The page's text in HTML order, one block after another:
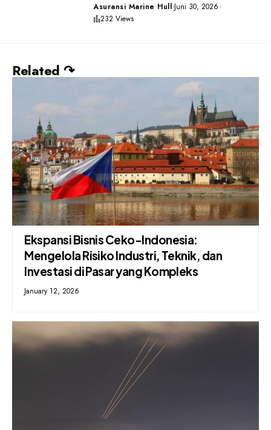
Asuransi Marine Hull Juni 30, 2026
232 Views
Related ↷
Ekspansi Bisnis Ceko-Indonesia:
Mengelola Risiko Industri, Teknik, dan
Investasi di Pasar yang Kompleks
January 12, 2026